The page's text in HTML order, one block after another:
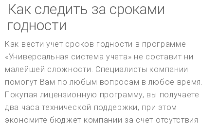
Как следить за сроками
годности
Как вести учет сроков годности в программе
«Универсальная система учета» не составит ни
малейшей сложности. Специалисты компании
помогут Вам по любым вопросам в любое время.
Покупая лицензионную программу, вы получаете
два часа технической поддержки, при этом
экономите бюджет компании за счет отсутствия